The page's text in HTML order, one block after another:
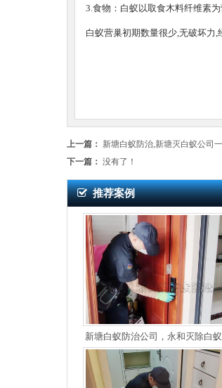
3.食物：白蚁以取食木料纤维素为
白蚁营巢初期数量很少,无
上一篇： 新塘白蚁防治,新塘灭白蚁公司
下一篇： 没有了！
推荐案例
新塘白蚁防治公司，永和灭除白蚁
中新装修防白蚁